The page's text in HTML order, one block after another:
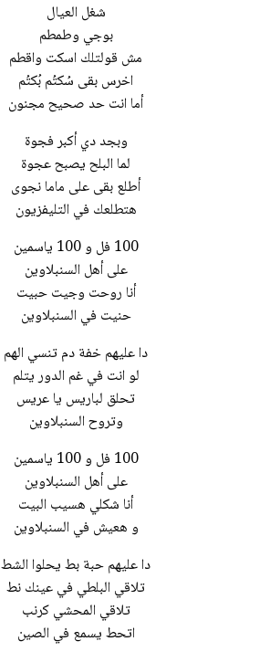
شغل العيال
بوجي وطمطم
مش قولتلك اسكت واقطم
اخرس بقى سُكتُم بُكتُم
أما انت حد صحيح مجنون
وبجد دي أكبر فجوة
لما البلح يصبح عجوة
أطلع بقى على ماما نجوى
هتطلعك في التليفزيون
100 فل و 100 ياسمين
على أهل السنبلاوين
أنا روحت وجيت حبيت
حنيت في السنبلاوين
دا عليهم خفة دم تنسي الهم
لو انت في غم الدور يتلم
تحلق لباريس يا عريس
وتروح السنبلاوين
100 فل و 100 ياسمين
على أهل السنبلاوين
أنا شكلي هسيب البيت
و هعيش في السنبلاوين
دا عليهم حبة بط يحلوا الشط
تلاقي البلطي في عينك نط
تلاقي المحشي كرنب
اتحط يسمع في الصين